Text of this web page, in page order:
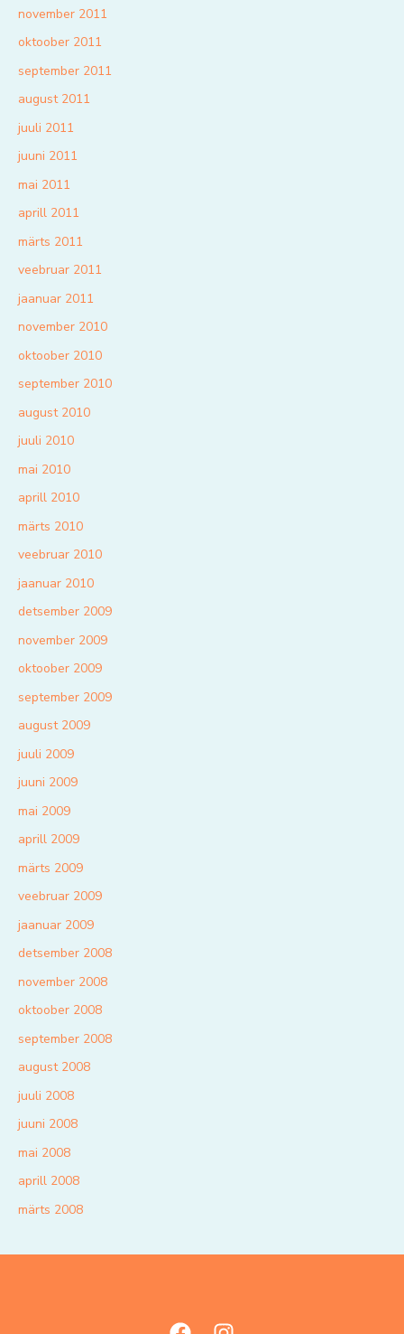
november 2011
oktoober 2011
september 2011
august 2011
juuli 2011
juuni 2011
mai 2011
aprill 2011
märts 2011
veebruar 2011
jaanuar 2011
november 2010
oktoober 2010
september 2010
august 2010
juuli 2010
mai 2010
aprill 2010
märts 2010
veebruar 2010
jaanuar 2010
detsember 2009
november 2009
oktoober 2009
september 2009
august 2009
juuli 2009
juuni 2009
mai 2009
aprill 2009
märts 2009
veebruar 2009
jaanuar 2009
detsember 2008
november 2008
oktoober 2008
september 2008
august 2008
juuli 2008
juuni 2008
mai 2008
aprill 2008
märts 2008